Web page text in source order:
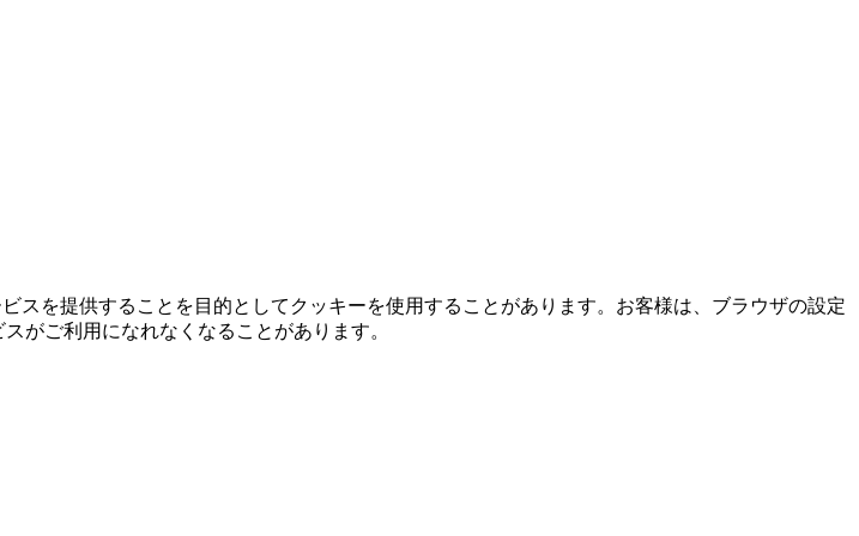
を提供することを目的としてクッキーを使用することがあります。お客様は、ブラウザの設定
がご利用になれなくなることがあります。